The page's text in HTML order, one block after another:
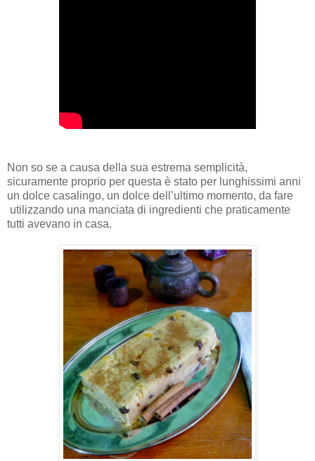
Non so se a causa della sua estrema semplicità,
sicuramente proprio per questa è stato per lunghissimi anni
un dolce casalingo, un dolce dell’ultimo momento, da fare
utilizzando una manciata di ingredienti che praticamente
tutti avevano in casa.